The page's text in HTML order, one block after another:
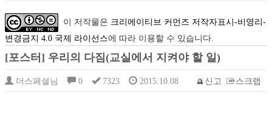
이 저작물은 크리에이티브 커먼즈 저작자표시-비영리-
변경금지 4.0 국제 라이선스에 따라 이용할 수 있습니다.
[포스터] 우리의 다짐(교실에서 지켜야 할 일)
더스페셜님 0 7323 2015.10.08 신고 스크랩